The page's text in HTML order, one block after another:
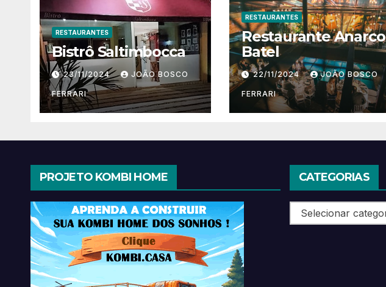
RESTAURANTES
Bistrô Saltimbocca
23/11/2024 JOÃO BOSCO
FERRARI
RESTAURANTES
Restaurante Anarco
Batel
22/11/2024 JOÃO BOSCO
FERRARI
PROJETO KOMBI HOME CATEGORIAS
Categorias